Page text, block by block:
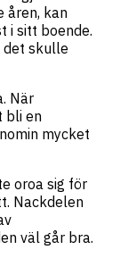
åren, kan
i sitt boende.
det skulle
När
bli en
mycket
oroa sig för
Nackdelen
väl går bra.